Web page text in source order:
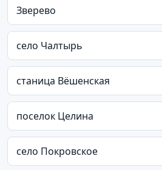
Зверево
село Чалтырь
станица Вёшенская
поселок Целина
село Покровское